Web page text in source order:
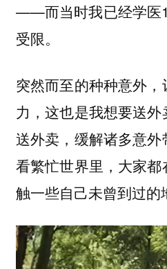
——而当时我已经学医
受限。
突然而至的种种意外
力，这也是我想要送
送外卖，缓解诸多意
看繁忙世界里，大家
触一些自己未曾到过的